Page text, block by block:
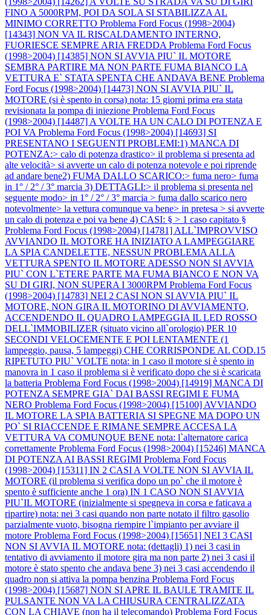
FINO A 5000RPM, POI DA SOLA SI STABILIZZA AL
MINIMO CORRETTO Problema Ford Focus (1998>2004)
[14343] NON VA IL RISCALDAMENTO INTERNO,
FUORIESCE SEMPRE ARIA FREDDA Problema Ford Focus
(1998>2004) [14385] NON SI AVVIA PIU` IL MOTORE
SEMBRA PARTIRE MA NON PARTE FUMA BIANCO LA
VETTURA E` STATA SPENTA CHE ANDAVA BENE Problema
Ford Focus (1998>2004) [14473] NON SI AVVIA PIU` IL
MOTORE (si è spento in corsa) nota: 15 giorni prima era stata
revisionata la pompa di iniezione Problema Ford Focus
(1998>2004) [14487] A VOLTE HA UN CALO DI POTENZA E
POI VA Problema Ford Focus (1998>2004) [14693] SI
PRESENTANO I SEGUENTI PROBLEMI:1) MANCA DI
POTENZA:> calo di potenza drastico> il problema si presenta ad
alte velocità> si avverte un calo di potenza notevole e poi riprende
ad andare bene2) FUMA DALLO SCARICO:> fuma nero> fuma
in 1° / 2° / 3° marcia 3) DETTAGLI:> il problema si presenta nel
seguente modo> in 1° / 2° / 3° marcia > fuma dallo scarico nero
notevolmente> la vettura comunque va bene> in pretesa > si avverte
un calo di potenza e poi va bene 4) CASI: § > 1 caso capitato §
Problema Ford Focus (1998>2004) [14781] ALL`IMPROVVISO
AVVIANDO IL MOTORE HA INIZIATO A LAMPEGGIARE
LA SPIA CANDELETTE, NESSUN PROBLEMA ALLA
VETTURA SPENTO IL MOTORE ADESSO NON SI AVVIA
PIU` CON L`ETERE PARTE MA FUMA BIANCO E NON VA
SU DI GIRI, NON SUPERA I 3000RPM Problema Ford Focus
(1998>2004) [14783] NEI 2 CASI NON SI AVVIA PIU` IL
MOTORE, NON GIRA IL MOTORINO DI AVVIAMENTO,
ACCENDENDO IL QUADRO LAMPEGGIA IL LED ROSSO
DELL`IMMOBILIZER (situato vicino all`orologio) PER 10
SECONDI VELOCEMENTE E POI LENTAMENTE (1
lampeggio, pausa, 5 lampeggi) CHE CORRISPONDE AL COD.15
RIPETUTO PIU` VOLTE nota: in 1 caso il motore si è spento in
manovra in 1 caso il problema si è verificato dopo che si è scaricata
la batteria Problema Ford Focus (1998>2004) [14919] MANCA DI
POTENZA SEMPRE GIA` DAI BASSI REGIMI E FUMA
NERO Problema Ford Focus (1998>2004) [15100] AVVIANDO
IL MOTORE LA SPIA BATTERIA SI SPEGNE MA DOPO UN
PO` SI RIACCENDE E RIMANE SEMPRE ACCESA LA
VETTURA VA COMUNQUE BENE nota: l`alternatore carica
correttamente Problema Ford Focus (1998>2004) [15246] MANCA
DI POTENZA AI BASSI REGIMI Problema Ford Focus
(1998>2004) [15311] IN 2 CASI A VOLTE NON SI AVVIA IL
MOTORE (il problema si verifica dopo un po` che il motore è
spento è sufficiente anche 1 ora) IN 1 CASO NON SI AVVIA
PIU`IL MOTORE (inizialmente si spegneva in corsa e faticava a
ripartire) nota: nei 3 casi quando non parte notato il filtro gasolio
parzialmente vuoto, bisogna riempire l`impianto per avviare il
motore Problema Ford Focus (1998>2004) [15651] NEI 3 CASI
NON SI AVVIA IL MOTORE nota: (dettagli) 1) nei 3 casi in
tentativo di avviamento il motore gira ma non parte 2) nei 3 casi il
motore è stato spento che andava bene 3) nei 3 casi accendendo il
quadro non si attiva la pompa benzina Problema Ford Focus
(1998>2004) [15687] NON SI APRE IL BAULE TRAMITE IL
PULSANTE NON VA LA CHIUSURA CENTRALIZZATA
CON LA CHIAVE (non ha il telecomando) Problema Ford Focus